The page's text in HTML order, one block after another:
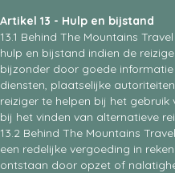
Artikel 13 - Hulp en bijstand
13.1 Behind The Mountains
hulp en bijstand indien de
bijzonder door goede
diensten, plaatselijke
reiziger te helpen bij het
bij het vinden van alternatieve
13.2 Behind The Mountains
een redelijke vergoeding in
ontstaan door opzet of